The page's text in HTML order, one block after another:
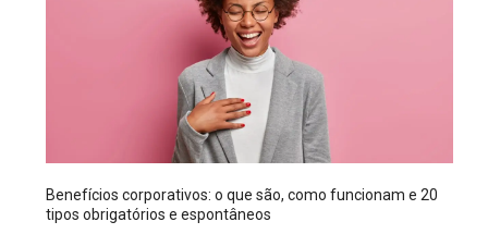
Benefícios corporativos: o que são, como funcionam e 20
tipos obrigatórios e espontâneos